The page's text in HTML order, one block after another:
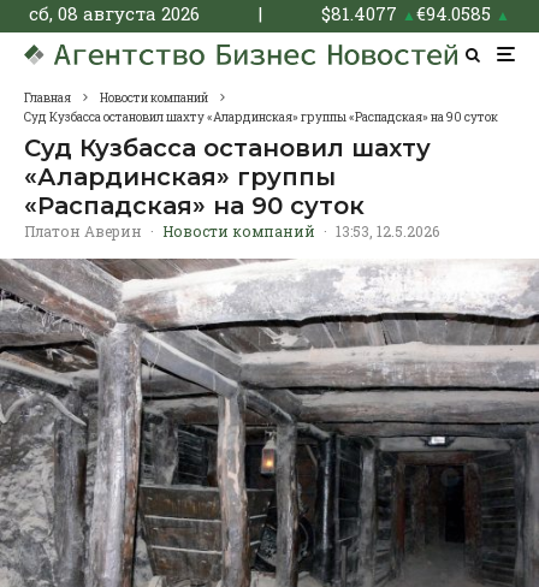
сб, 08 августа 2026 | $81.4077 ▲€94.0585 ▲
Главная
Новости компаний
Суд Кузбасса остановил шахту «Алардинская» группы «Распадская» на 90 суток
Суд Кузбасса остановил шахту
«Алардинская» группы
«Распадская» на 90 суток
Платон Аверин · Новости компаний · 13:53, 12.5.2026